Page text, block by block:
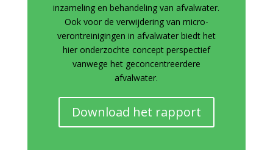
inzameling en behandeling van afvalwater.
Ook voor de verwijdering van micro-
verontreinigingen in afvalwater biedt het
hier onderzochte concept perspectief
vanwege het geconcentreerdere
afvalwater.
Download het rapport